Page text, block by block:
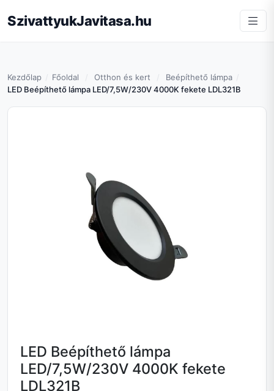
SzivattyukJavitasa.hu
Kezdőlap Főoldal Otthon és kert
Beépíthető lámpa
LED Beépíthető lámpa LED/7,5W/230V 4000K fekete LDL321B
LED Beépíthető lámpa
LED/7,5W/230V 4000K fekete
LDL321B